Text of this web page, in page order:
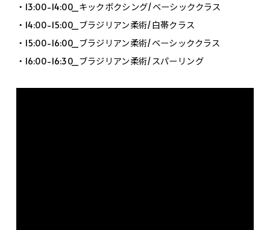
・13:00-14:00_キックボクシング/ベーシッククラス
・14:00-15:00_ブラジリアン柔術/白帯クラス
・15:00-16:00_ブラジリアン柔術/ベーシッククラス
・16:00-16:30_ブラジリアン柔術/スパーリング